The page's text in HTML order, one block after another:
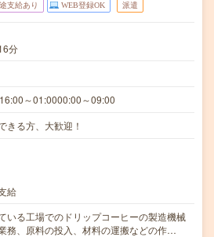
支給あり WEB登録OK 派遣
分
～01:0000:00～09:00
きる方、大歓迎！
給
いる工場でのドリップコーヒーの製造機械
務、原料の投入、材料の運搬などの作…